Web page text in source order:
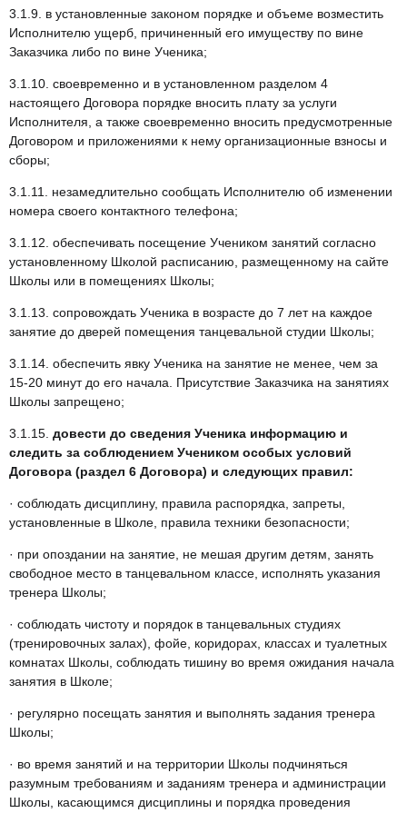
3.1.9. в установленные законом порядке и объеме возместить
Исполнителю ущерб, причиненный его имуществу по вине
Заказчика либо по вине Ученика;
3.1.10. своевременно и в установленном разделом 4
настоящего Договора порядке вносить плату за услуги
Исполнителя, а также своевременно вносить предусмотренные
Договором и приложениями к нему организационные взносы и
сборы;
3.1.11. незамедлительно сообщать Исполнителю об изменении
номера своего контактного телефона;
3.1.12. обеспечивать посещение Учеником занятий согласно
установленному Школой расписанию, размещенному на сайте
Школы или в помещениях Школы;
3.1.13. сопровождать Ученика в возрасте до 7 лет на каждое
занятие до дверей помещения танцевальной студии Школы;
3.1.14. обеспечить явку Ученика на занятие не менее, чем за
15-20 минут до его начала. Присутствие Заказчика на занятиях
Школы запрещено;
3.1.15. довести до сведения Ученика информацию и
следить за соблюдением Учеником особых условий
Договора (раздел 6 Договора) и следующих правил:
· соблюдать дисциплину, правила распорядка, запреты,
установленные в Школе, правила техники безопасности;
· при опоздании на занятие, не мешая другим детям, занять
свободное место в танцевальном классе, исполнять указания
тренера Школы;
· соблюдать чистоту и порядок в танцевальных студиях
(тренировочных залах), фойе, коридорах, классах и туалетных
комнатах Школы, соблюдать тишину во время ожидания начала
занятия в Школе;
· регулярно посещать занятия и выполнять задания тренера
Школы;
· во время занятий и на территории Школы подчиняться
разумным требованиям и заданиям тренера и администрации
Школы, касающимся дисциплины и порядка проведения